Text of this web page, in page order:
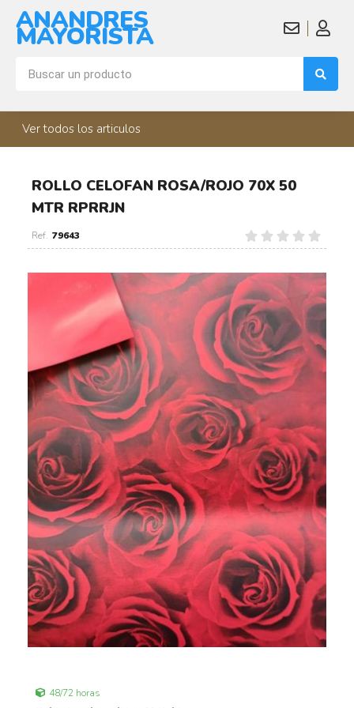
ANANDRES
MAYORISTA
Ver todos los articulos
ROLLO CELOFAN ROSA/ROJO 70X 50
MTR RPRRJN
79643
48/72 horas